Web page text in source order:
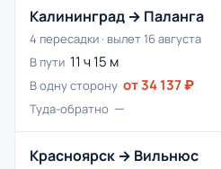
Калининград → Паланга
4 пересадки · вылет 16 августа
В пути 11 ч 15 м
В одну сторону от 34 137 ₽
Туда-обратно —
Красноярск → Вильнюс